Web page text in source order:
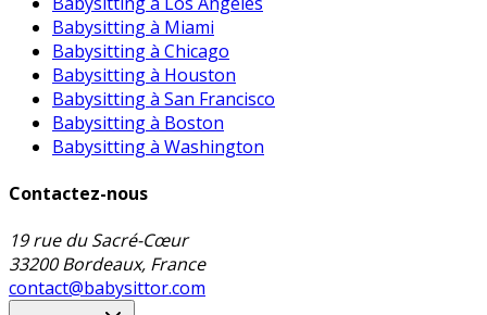
Babysitting à Miami
Babysitting à Chicago
Babysitting à Houston
Babysitting à San Francisco
Babysitting à Boston
Babysitting à Washington
Contactez-nous
19 rue du Sacré-Cœur
33200 Bordeaux, France
contact@babysittor.com